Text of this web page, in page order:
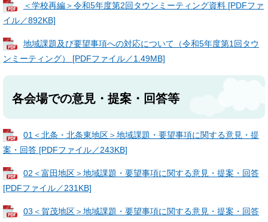
＜学校再編＞令和5年度第2回タウンミーティング資料 [PDFファ
イル／892KB]
地域課題及び要望事項への対応について（令和5年度第1回タウ
ンミーティング） [PDFファイル／1.49MB]
各会場での意見・提案・回答等
01＜北条・北条東地区＞地域課題・要望事項に関する意見・提
案・回答 [PDFファイル／243KB]
02＜富田地区＞地域課題・要望事項に関する意見・提案・回答
[PDFファイル／231KB]
03＜賀茂地区＞地域課題・要望事項に関する意見・提案・回答